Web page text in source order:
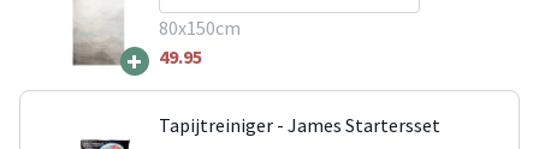
+
80x150cm
49.95
Tapijtreiniger - James Startersset